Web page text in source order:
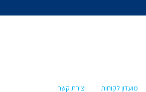
מועדון לקוחות יצירת קשר